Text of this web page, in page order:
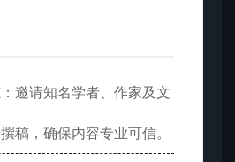
邀请知名学者、作家及文
稿，确保内容专业可信。